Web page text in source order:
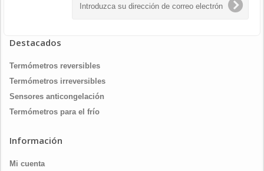
Destacados
Termómetros reversibles
Termómetros irreversibles
Sensores anticongelación
Termómetros para el frío
Información
Mi cuenta